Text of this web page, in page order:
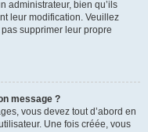
administrateur, bien qu’ils
leur modification. Veuillez
supprimer leur propre
message ?
vous devez tout d’abord en
Une fois créée, vous